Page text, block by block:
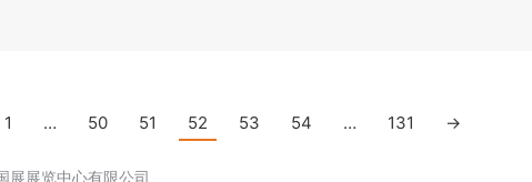
1 … 50 51 52 53 54 … 131 →
展展览中心有限公司